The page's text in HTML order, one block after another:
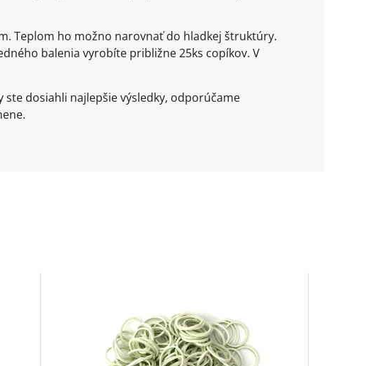
Teplom ho možno narovnať do hladkej štruktúry.
balenia vyrobíte približne 25ks copíkov. V
dosiahli najlepšie výsledky, odporúčame